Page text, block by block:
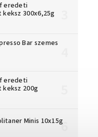
eredeti
300x6,25g
Bar szemes
eredeti
200g
Minis 10x15g